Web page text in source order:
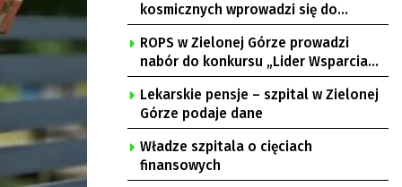
kosmicznych wprowadzi się do
Zielonej Góry
ROPS w Zielonej Górze prowadzi
nabór do konkursu „Lider Wsparcia
Seniora”
Lekarskie pensje – szpital w Zielonej
Górze podaje dane
Władze szpitala o cięciach
finansowych